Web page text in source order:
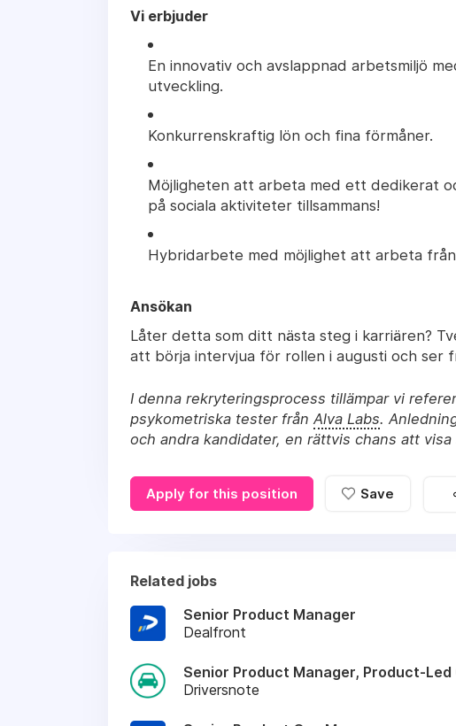
Vi erbjuder
En innovativ och avslappnad arbetsmiljö
utveckling.
Konkurrenskraftig lön och fina förmåner.
Möjligheten att arbeta med ett dedikerat
på sociala aktiviteter tillsammans!
Hybridarbete med möjlighet att arbeta
Ansökan
Låter detta som ditt nästa steg i karriären?
att börja intervjua för rollen i augusti och ser
I denna rekryteringsprocess tillämpar vi
psykometriska tester från Alva Labs.
och andra kandidater, en rättvis chans att
Apply for this position Save
Related jobs
Senior Product Manager
Dealfront
Senior Product Manager, Product-Led
Driversnote